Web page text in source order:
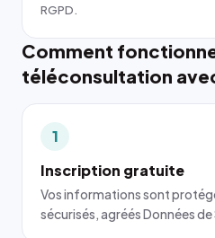
RGPD.
Comment
téléconsultation
1
Inscription gratuite
Vos informations sont
sécurisés, agréés Données